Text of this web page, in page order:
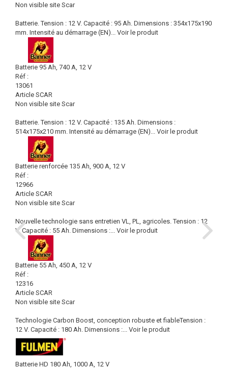
Non visible site Scar
Batterie. Tension : 12 V. Capacité : 95 Ah. Dimensions : 354x175x190
mm. Intensité au démarrage (EN)... Voir le produit
Batterie 95 Ah, 740 A, 12 V
Réf :
13061
Article SCAR
Non visible site Scar
Batterie. Tension : 12 V. Capacité : 135 Ah. Dimensions :
514x175x210 mm. Intensité au démarrage (EN)... Voir le produit
Batterie renforcée 135 Ah, 900 A, 12 V
Réf :
12966
Article SCAR
Non visible site Scar
Nouvelle technologie sans entretien VL, PL, agricoles. Tension : 12
V. Capacité : 55 Ah. Dimensions :... Voir le produit
Batterie 55 Ah, 450 A, 12 V
Réf :
12316
Article SCAR
Non visible site Scar
Technologie Carbon Boost, conception robuste et fiableTension :
12 V. Capacité : 180 Ah. Dimensions :... Voir le produit
Batterie HD 180 Ah, 1000 A, 12 V